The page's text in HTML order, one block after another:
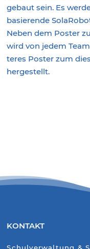
gebaut sein. Es
basierende
Neben dem Poster
wird von jedem
teres Poster zum
hergestellt.
KONTAKT